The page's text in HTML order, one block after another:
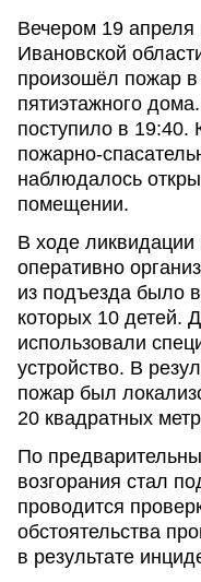
Вечером 19 апреля
Ивановской
произошёл пожар в
пятиэтажного
поступило в 19:40.
пожарно-
наблюдалось
помещении.
В ходе
оперативно
из подъезда было
которых 10 детей.
использовали
устройство. В
пожар был
20 квадратных
По
возгорания стал
проводится
обстоятельства
в результате